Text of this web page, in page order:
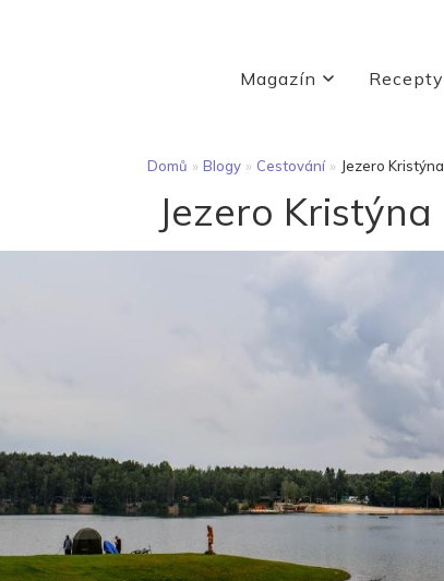
Magazín Recepty
Domů » Blogy » Cestování » Jezero Kristýna
Jezero Kristýna